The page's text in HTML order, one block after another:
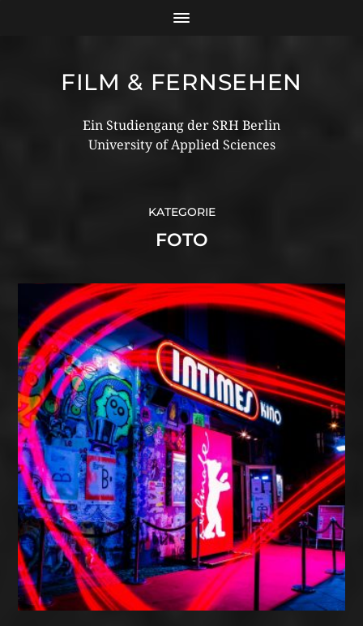
FILM & FERNSEHEN
Ein Studiengang der SRH Berlin
University of Applied Sciences
KATEGORIE
FOTO